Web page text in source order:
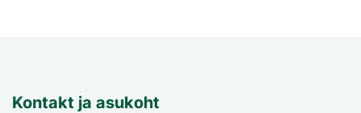
Kontakt ja asukoht